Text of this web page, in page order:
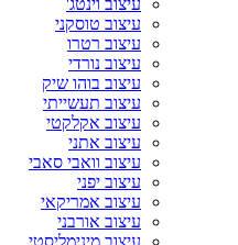
עיצוב וינטג'
עיצוב טוסקני
עיצוב רטרו
עיצוב נורדי
עיצוב בוהו שיק
עיצוב תעשייתי
עיצוב אקלקטי
עיצוב אתני
עיצוב וואבי סאבי
עיצוב יפני
עיצוב אמריקאי
עיצוב אורבני
עיצוב מינימליסטי